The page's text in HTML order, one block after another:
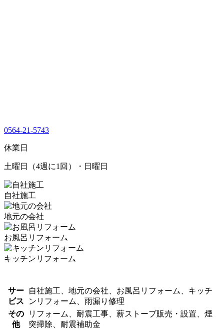
0564-21-5743
休業日
土曜日（4週に1回）・日曜日
自社施工
地元の会社
お風呂リフォーム
キッチンリフォーム
サー
ビス
自社施工、地元の会社、お風呂リフォーム、キッチ
ンリフォーム、雨漏り修理
その
他
リフォーム、耐震工事、薪ストーブ販売・設置、煙
突掃除、耐震補助金